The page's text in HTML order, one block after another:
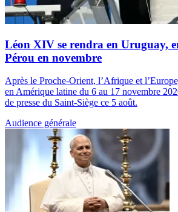
Léon XIV se rendra en Uruguay,
Pérou en novembre
Après le Proche-Orient, l’Afrique et
en Amérique latine du 6 au 17 novembre
de presse du Saint-Siège ce 5 août.
Audience générale